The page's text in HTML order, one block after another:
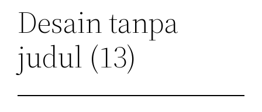
Desain tanpa
judul (13)